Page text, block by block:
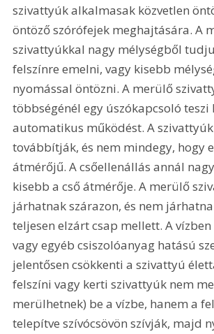
szivattyúk alkalmasak közvetlen
öntöző szórófejek meghajtására. A
szivattyúkkal nagy mélységből
felszínre emelni, vagy kisebb
nyomással öntözni. A merülő
többségénél egy úszókapcsoló teszi
automatikus működést. A szivattyúk
továbbítják, és nem mindegy, hogy
átmérőjű. A csőellenállás annál
kisebb a cső átmérője. A merülő
járhatnak szárazon, és nem
teljesen elzárt csap mellett. A
vagy egyéb csiszolóanyag hatású
jelentősen csökkenti a szivattyú
felszíni vagy kerti szivattyúk nem
merülhetnek) be a vízbe, hanem a
telepítve szívócsövön szívják, majd